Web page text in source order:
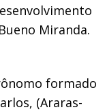
Miranda.
formado
(Araras-